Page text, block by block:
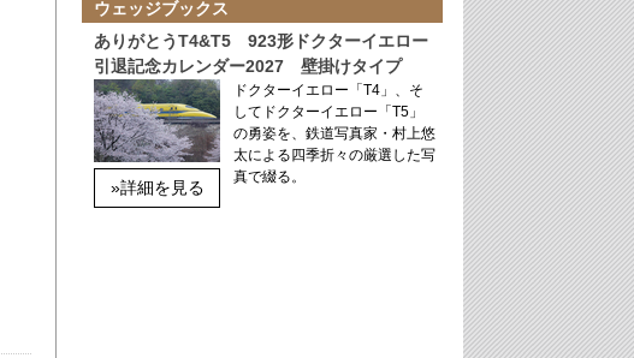
ウェッジブックス
ありがとうT4&T5 923形ドクターイエロー
引退記念カレンダー2027 壁掛けタイプ
»詳細を見る
ドクターイエロー「T4」、そ
してドクターイエロー「T5」
の勇姿を、鉄道写真家・村上悠
太による四季折々の厳選した写
真で綴る。